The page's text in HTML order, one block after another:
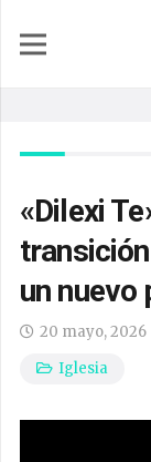
«Dilexi
un nuevo
20 mayo, 2026
Iglesia